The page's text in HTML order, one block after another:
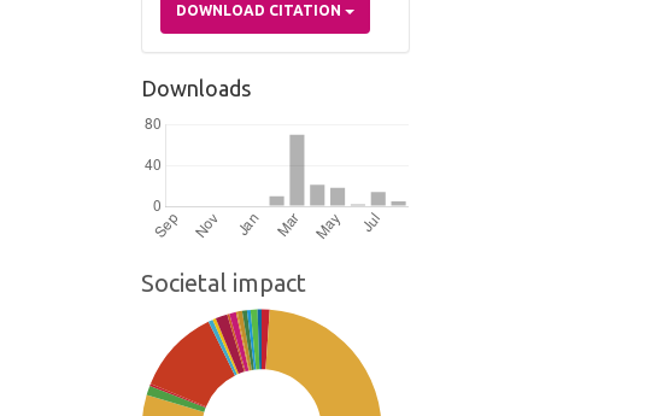
DOWNLOAD CITATION
Downloads
Societal impact